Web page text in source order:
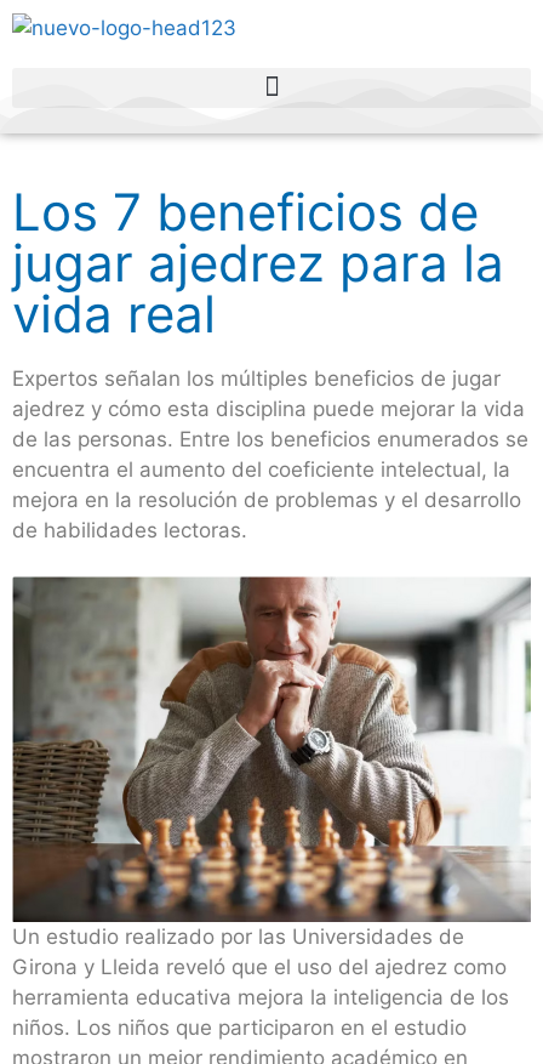
Los 7 beneficios de
jugar ajedrez para la
vida real
Expertos señalan los múltiples beneficios de jugar
ajedrez y cómo esta disciplina puede mejorar la vida
de las personas. Entre los beneficios enumerados se
encuentra el aumento del coeficiente intelectual, la
mejora en la resolución de problemas y el desarrollo
de habilidades lectoras.
Un estudio realizado por las Universidades de
Girona y Lleida reveló que el uso del ajedrez como
herramienta educativa mejora la inteligencia de los
niños. Los niños que participaron en el estudio
mostraron un mejor rendimiento académico en